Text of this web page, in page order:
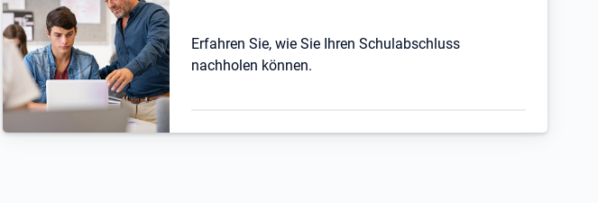
Erfahren Sie, wie Sie Ihren Schulabschluss
nachholen können.